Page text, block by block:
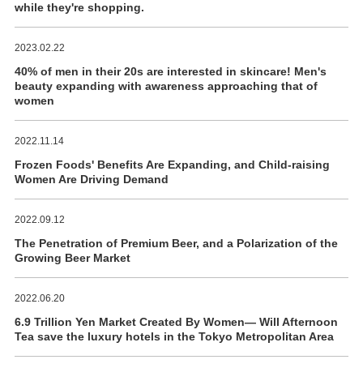
while they're shopping.
2023.02.22
40% of men in their 20s are interested in skincare! Men's
beauty expanding with awareness approaching that of
women
2022.11.14
Frozen Foods' Benefits Are Expanding, and Child-raising
Women Are Driving Demand
2022.09.12
The Penetration of Premium Beer, and a Polarization of the
Growing Beer Market
2022.06.20
6.9 Trillion Yen Market Created By Women― Will Afternoon
Tea save the luxury hotels in the Tokyo Metropolitan Area